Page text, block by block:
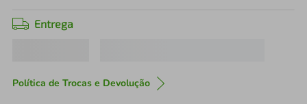
Entrega
Política de Trocas e Devolução